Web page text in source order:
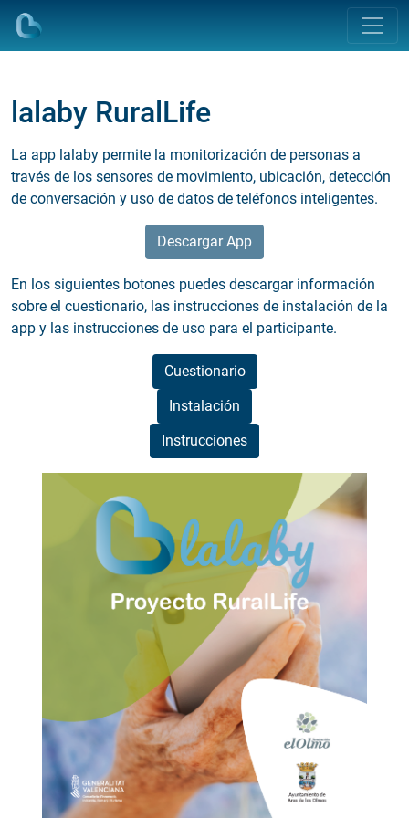
lalaby RuralLife
La app lalaby permite la monitorización de personas a
través de los sensores de movimiento, ubicación, detección
de conversación y uso de datos de teléfonos inteligentes.
Descargar App
En los siguientes botones puedes descargar información
sobre el cuestionario, las instrucciones de instalación de la
app y las instrucciones de uso para el participante.
Cuestionario
Instalación
Instrucciones